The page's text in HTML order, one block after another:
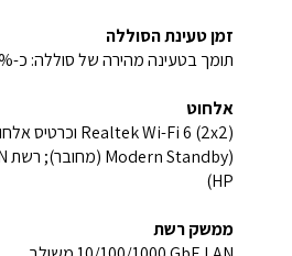
זמן טעינת הסוללה
תומך בטעינה מהירה של סוללה: כ-50% ב-30 דקות
אלחוט
HP)
ממשק רשת